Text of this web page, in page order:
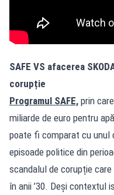
SAFE VS afacerea
corupție
Programul SAFE, prin
miliarde de euro pentru
poate fi comparat cu unul
episoade politice din
scandalul de corupție
în anii ’30. Deși contextul